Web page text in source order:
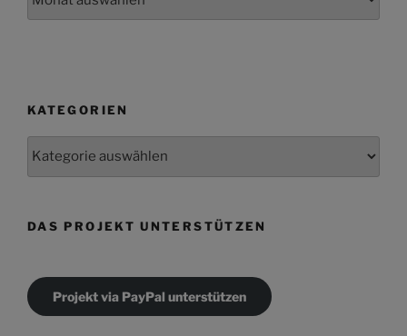
KATEGORIEN
DAS PROJEKT UNTERSTÜTZEN
Projekt via PayPal unterstützen